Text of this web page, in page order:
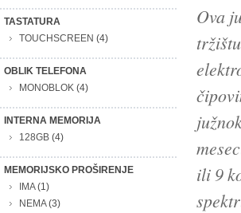
TASTATURA
TOUCHSCREEN (4)
OBLIK TELEFONA
MONOBLOK (4)
INTERNA MEMORIJA
128GB (4)
MEMORIJSKO PROŠIRENJE
IMA(1)
NEMA(3)
Ova
ili 9